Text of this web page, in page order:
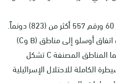
أوسلو إلى مناطق (BوC
)
Cتشكل
الكاملة للاحتلال الإسرائيلية